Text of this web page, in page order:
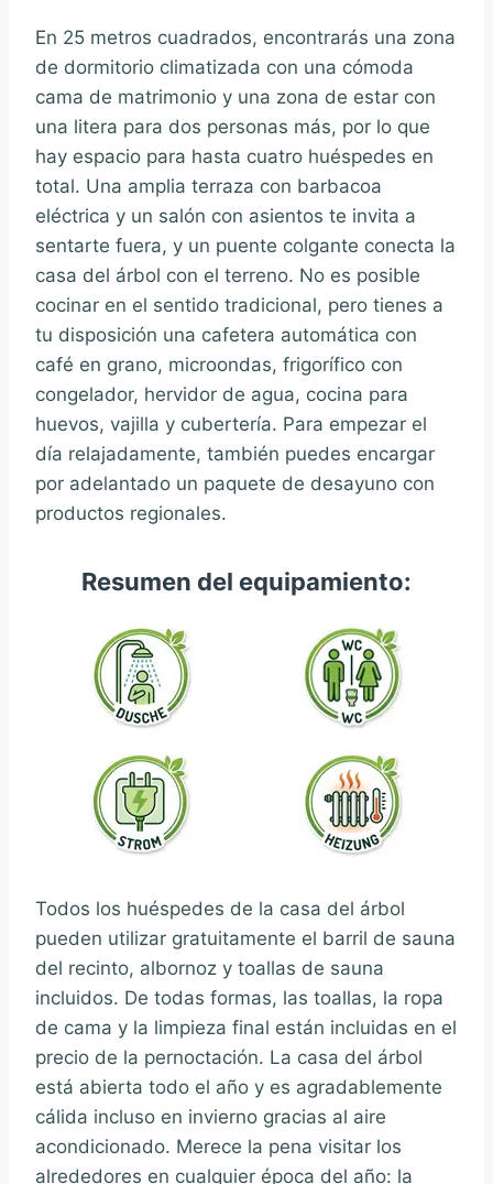
En 25 metros cuadrados, encontrarás una zona
de dormitorio climatizada con una cómoda
cama de matrimonio y una zona de estar con
una litera para dos personas más, por lo que
hay espacio para hasta cuatro huéspedes en
total. Una amplia terraza con barbacoa
eléctrica y un salón con asientos te invita a
sentarte fuera, y un puente colgante conecta la
casa del árbol con el terreno. No es posible
cocinar en el sentido tradicional, pero tienes a
tu disposición una cafetera automática con
café en grano, microondas, frigorífico con
congelador, hervidor de agua, cocina para
huevos, vajilla y cubertería. Para empezar el
día relajadamente, también puedes encargar
por adelantado un paquete de desayuno con
productos regionales.
Resumen del equipamiento:
Todos los huéspedes de la casa del árbol
pueden utilizar gratuitamente el barril de sauna
del recinto, albornoz y toallas de sauna
incluidos. De todas formas, las toallas, la ropa
de cama y la limpieza final están incluidas en el
precio de la pernoctación. La casa del árbol
está abierta todo el año y es agradablemente
cálida incluso en invierno gracias al aire
acondicionado. Merece la pena visitar los
alrededores en cualquier época del año: la